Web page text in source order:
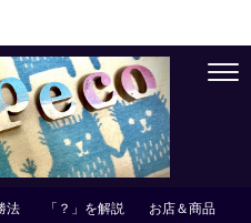
法 「？」を解説 お店＆商品